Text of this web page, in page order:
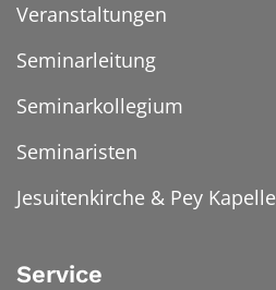
Veranstaltungen
Seminarleitung
Seminarkollegium
Seminaristen
Jesuitenkirche & Pey Kapelle
Service